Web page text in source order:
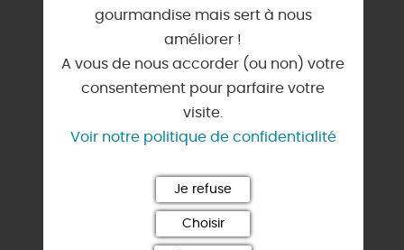
gourmandise mais sert à nous
améliorer !
A vous de nous accorder (ou non) votre
consentement pour parfaire votre
visite.
Voir notre politique de confidentialité
Je refuse
Choisir